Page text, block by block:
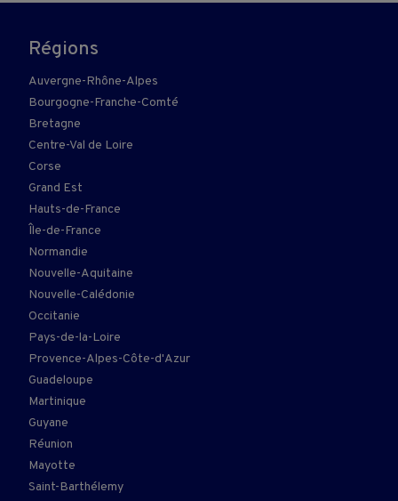
Régions
Auvergne-Rhône-Alpes
Bourgogne-Franche-Comté
Bretagne
Centre-Val de Loire
Corse
Grand Est
Hauts-de-France
Île-de-France
Normandie
Nouvelle-Aquitaine
Nouvelle-Calédonie
Occitanie
Pays-de-la-Loire
Provence-Alpes-Côte-d'Azur
Guadeloupe
Martinique
Guyane
Réunion
Mayotte
Saint-Barthélemy